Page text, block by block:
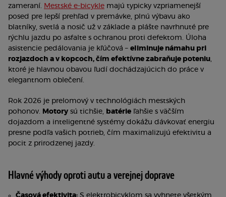
zameraní. Mestské e-bicykle majú typicky vzpriamenejší
posed pre lepší prehľad v premávke, plnú výbavu ako
blatníky, svetlá a nosič už v základe a plášte navrhnuté pre
rýchlu jazdu po asfalte s ochranou proti defektom. Úloha
asistencie pedálovania je kľúčová – eliminuje námahu pri
rozjazdoch a v kopcoch, čím efektívne zabraňuje poteniu,
ktoré je hlavnou obavou ľudí dochádzajúcich do práce v
elegantnom oblečení.
Rok 2026 je prelomový v technológiách mestských
pohonov. Motory sú tichšie, batérie ľahšie s väčším
dojazdom a inteligentné systémy dokážu dávkovať energiu
presne podľa vašich potrieb, čím maximalizujú efektivitu a
pocit z prirodzenej jazdy.
Hlavné výhody oproti autu a verejnej doprave